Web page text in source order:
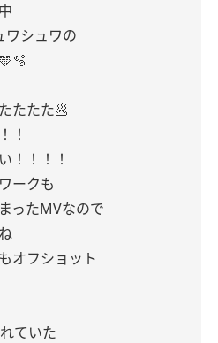
ワシュワの
たたた🥟
！
！！！！
ークも
ったMVなので
オフショット
ていた